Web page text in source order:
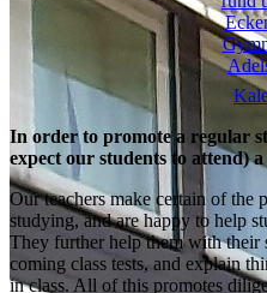
In order to promote a regular
expect our students to attend)
Our teachers make certain of the
studying, and are happy to help
They further help them with their
coming class tests, and explain
in class. All of this promotes